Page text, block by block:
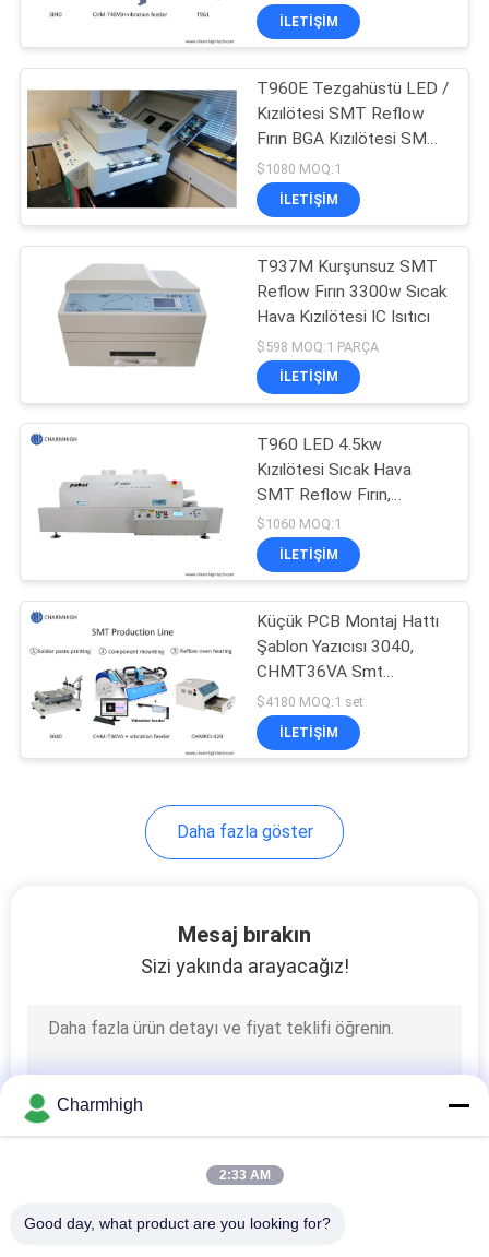
Fırını T961
İLETIŞIM
T960E Tezgahüstü LED /
Kızılötesi SMT Reflow
Fırın BGA Kızılötesi SMD
Rework Station
$1080 MOQ:1
İLETIŞIM
T937M Kurşunsuz SMT
Reflow Fırın 3300w Sıcak
Hava Kızılötesi IC Isıtıcı
$598 MOQ:1 PARÇA
İLETIŞIM
T960 LED 4.5kw
Kızılötesi Sıcak Hava
SMT Reflow Fırın,
960mm * 300mm LED
BGA SMD Lehimleme
$1060 MOQ:1
İLETIŞIM
Küçük PCB Montaj Hattı
Şablon Yazıcısı 3040,
CHMT36VA Smt
Makinesi, 420 Yeniden
Akışlı Fırın
$4180 MOQ:1 set
İLETIŞIM
Daha fazla göster
Mesaj bırakın
Sizi yakında arayacağız!
Charmhigh
2:33 AM
Good day, what product are you looking for?